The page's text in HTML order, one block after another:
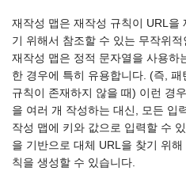
재작성 맵은 재작성 규칙이 URL을
기 위해서 참조할 수 있는 무작위
재작성 맵은 정적 문자열을 사용하
한 경우에 특히 유용합니다. (즉,
규칙이 존재하지 않을 때) 이런 경
을 여러 개 작성하는 대신, 모든 입
작성 맵에 키와 값으로 입력할 수
을 기반으로 대체 URL을 찾기 위
칙을 생성할 수 있습니다.